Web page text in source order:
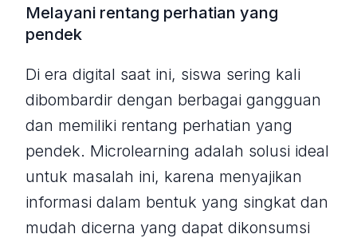
Melayani rentang perhatian yang
pendek
Di era digital saat ini, siswa sering kali
dibombardir dengan berbagai gangguan
dan memiliki rentang perhatian yang
pendek. Microlearning adalah solusi ideal
untuk masalah ini, karena menyajikan
informasi dalam bentuk yang singkat dan
mudah dicerna yang dapat dikonsumsi